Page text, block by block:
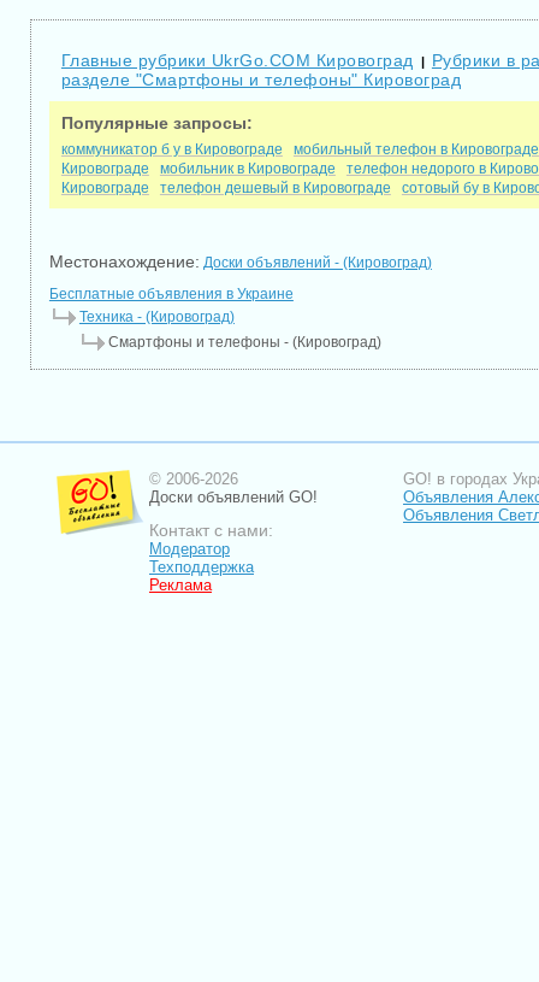
Главные рубрики UkrGo.COM Кировоград | Рубрики в
разделе "Смартфоны и телефоны" Кировоград
Популярные запросы:
коммуникатор б у в Кировограде
мобильный телефон в Кировограде
Кировограде
мобильник в Кировограде
телефон недорого в
Кировограде
телефон дешевый в Кировограде сотовый бу в
Местонахождение: Доски объявлений - (Кировоград)
Бесплатные объявления в Украине
Техника - (Кировоград)
Смартфоны и телефоны - (Кировоград)
© 2006-2026
Доски объявлений GO!
Контакт с нами:
Модератор
Техподдержка
Реклама
GO! в городах
Объявления
Объявления